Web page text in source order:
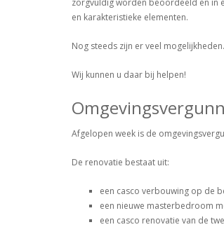
zorgvuldig worden beoordeeld en in
en karakteristieke elementen.
Nog steeds zijn er veel
Wij kunnen u daar bij helpen!
Afgelopen week is de
De renovatie bestaat uit:
een casco verbouwing op de
een nieuwe masterbedroom
een casco renovatie van de